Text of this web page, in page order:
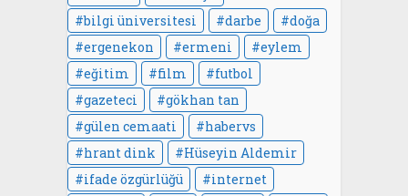
bilgi üniversitesi
darbe
doğa
ergenekon
ermeni
eylem
eğitim
film
futbol
gazeteci
gökhan tan
gülen cemaati
habervs
hrant dink
Hüseyin Aldemir
ifade özgürlüğü
internet